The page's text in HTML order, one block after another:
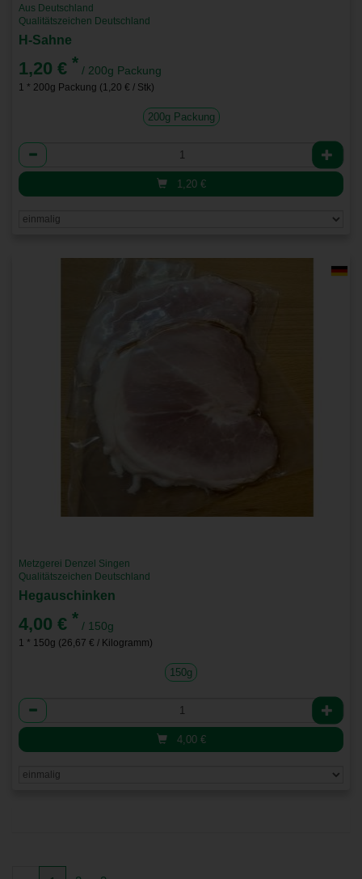
Aus Deutschland
Qualitätszeichen Deutschland
H-Sahne
1,20 € * / 200g Packung
1 * 200g Packung (1,20 € / Stk)
200g Packung
Anzahl
1,20 €
Metzgerei Denzel Singen
Qualitätszeichen Deutschland
Hegauschinken
4,00 € * / 150g
1 * 150g (26,67 € / Kilogramm)
150g
Anzahl
4,00 €